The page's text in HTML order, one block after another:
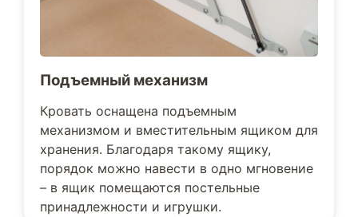
Подъемный механизм
Кровать оснащена подъемным
механизмом и вместительным ящиком для
хранения. Благодаря такому ящику,
порядок можно навести в одно мгновение
– в ящик помещаются постельные
принадлежности и игрушки.